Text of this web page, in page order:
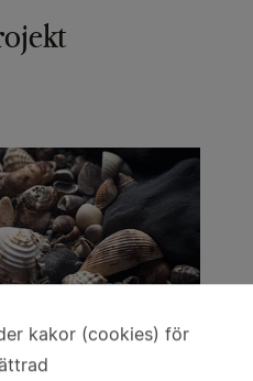
kakor (cookies) för